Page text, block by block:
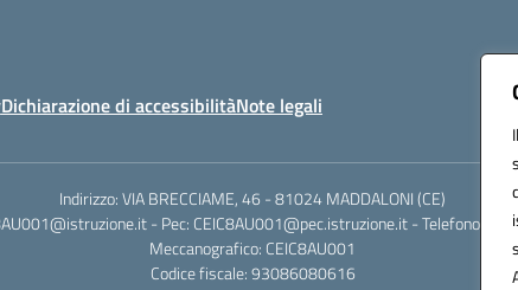
Dichiarazione di accessibilitàNote legali
Indirizzo: VIA BRECCIAME, 46 - 81024 MADDALONI (CE)
- Pec: CEIC8AU001@pec.istruzione.it - Telefono:
Meccanografico: CEIC8AU001
Codice fiscale: 93086080616